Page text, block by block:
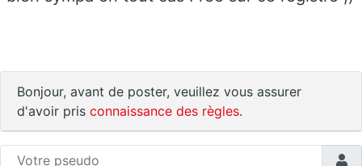
Bonjour, avant de poster, veuillez vous assurer
d'avoir pris connaissance des règles.